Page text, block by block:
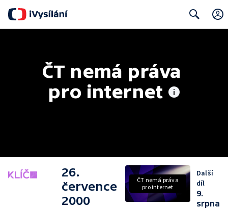
ČT nemá práva
pro internet
26.
července
2000
ČT nemá práva
pro internet
Další
díl
9.
srpna